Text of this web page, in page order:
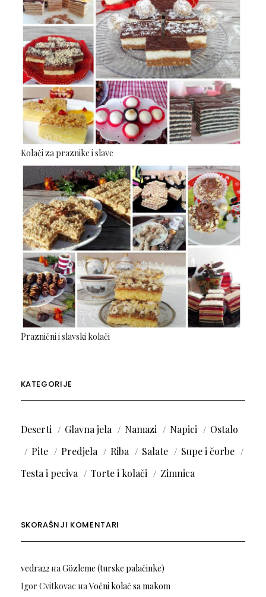
Kolači za praznike i slave
Praznični i slavski kolači
KATEGORIJE
Deserti Glavna jela Namazi Napici
Ostalo
Pite
Predjela Riba Salate
Supe i čorbe
Testa i peciva
Torte i kolači Zimnica
SKORAŠNJI KOMENTARI
vedra22наGözleme (turske palačinke)
Igor Cvitkovac наVoćni kolač sa makom